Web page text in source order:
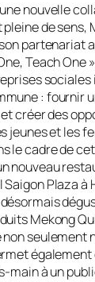
nouvelle
de sens,
partenariat
Teach
: fournir
créer des
jeunes et les
le cadre de
nouveau
Saigon Plaza à
Mekong
seulement
main à un